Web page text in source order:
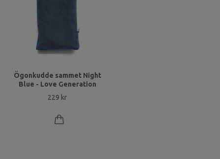
Ögonkudde sammet Night
Blue - Love Generation
229 kr